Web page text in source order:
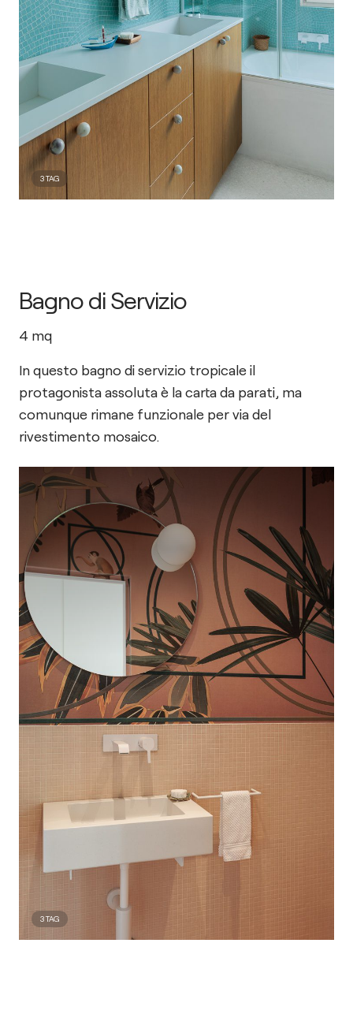
3TAG
3TAG
Bagno di Servizio
4 mq
In questo bagno di servizio tropicale il
protagonista assoluta è la carta da parati, ma
comunque rimane funzionale per via del
rivestimento mosaico.